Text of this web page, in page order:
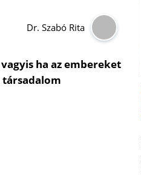
Dr. Szabó Rita
ha az embereket